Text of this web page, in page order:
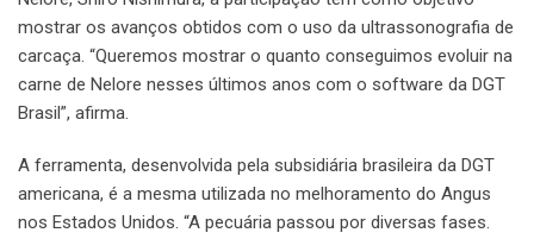
mostrar os avanços obtidos com o uso da ultrassonografia de
carcaça. “Queremos mostrar o quanto conseguimos evoluir na
carne de Nelore nesses últimos anos com o software da DGT
Brasil”, afirma.
A ferramenta, desenvolvida pela subsidiária brasileira da DGT
americana, é a mesma utilizada no melhoramento do Angus
nos Estados Unidos. “A pecuária passou por diversas fases.